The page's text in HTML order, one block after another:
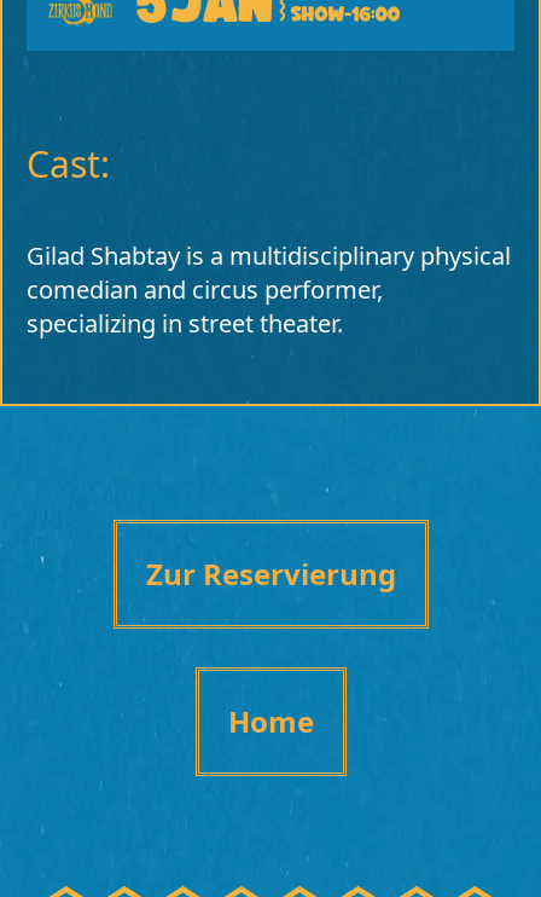
Cast:
Gilad Shabtay is a multidisciplinary physical
comedian and circus performer,
specializing in street theater.
Home
Zur Reservierung